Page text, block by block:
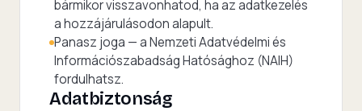
bármikor visszavonhatod, ha az adatkezelés
a hozzájárulásodon alapult.
Panasz joga — a Nemzeti Adatvédelmi és
Információszabadság Hatósághoz (NAIH)
fordulhatsz.
Adatbiztonság